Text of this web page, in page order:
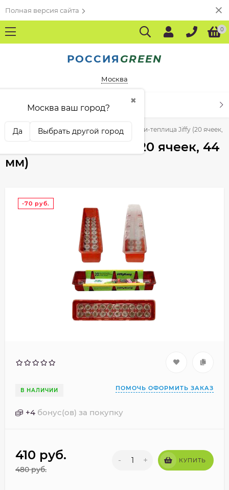
Полная версия сайта
0
РОССИЯ GREEN
Москва
✖
Москва ваш город?
Да Выбрать другой город
КАТАЛОГ ТОВАРОВ
Торфяные таблетки и мини-теплицы Мини-теплица Jiffy (20 ячеек,
Мини-теплица Jiffy (20 ячеек, 44
мм)
-70 руб.
В НАЛИЧИИ ПОМОЧЬ ОФОРМИТЬ ЗАКАЗ
+4 бонус(ов) за покупку
410 руб.
480руб.
- + КУПИТЬ